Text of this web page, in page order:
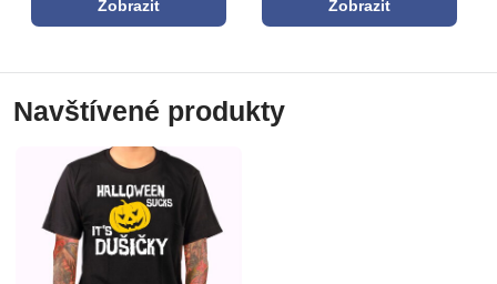
Zobrazit Zobrazit
Navštívené produkty